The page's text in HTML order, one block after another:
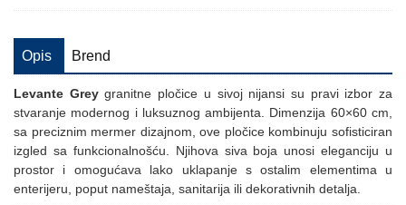
Opis Brend
Levante Greygranitne pločice u sivoj nijansi su pravi izbor za
stvaranje modernog i luksuznog ambijenta. Dimenzija 60×60 cm,
sa preciznim mermer dizajnom, ove pločice kombinuju sofisticiran
izgled sa funkcionalnošću. Njihova siva boja unosi eleganciju u
prostor i omogućava lako uklapanje s ostalim elementima u
enterijeru, poput nameštaja, sanitarija ili dekorativnih detalja.